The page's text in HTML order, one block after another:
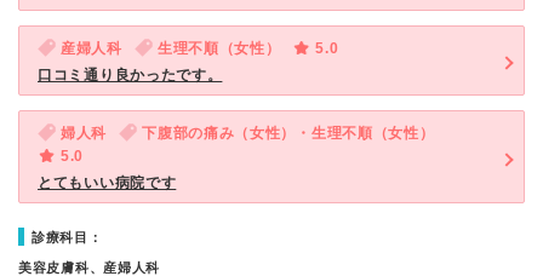
産婦人科 生理不順（女性）
5.0
口コミ通り良かったです。
婦人科
下腹部の痛み（女性）・生理不順（女性）
5.0
とてもいい病院です
診療科目：
美容皮膚科、産婦人科